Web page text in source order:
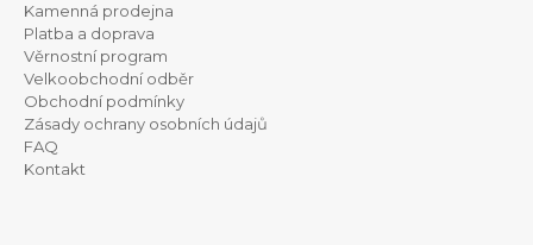
Kamenná prodejna
Platba a doprava
Věrnostní program
Velkoobchodní odběr
Obchodní podmínky
Zásady ochrany osobních údajů
FAQ
Kontakt